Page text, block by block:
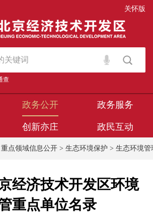
关怀版
查
政务公开 政务服务
创新亦庄 政民互动
重点领域信息公开 > 生态环境保护 > 生态环境管
经济技术开发区环境
重点单位名录